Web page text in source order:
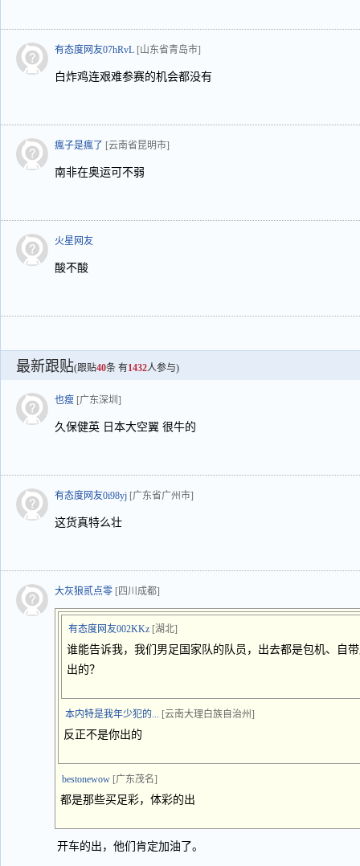
有态度网友07hRvL [山东省青岛市]
白炸鸡连艰难参赛的机会都没有
瘋子是瘋了 [云南省昆明市]
南非在奥运可不弱
火星网友
酸不酸
最新跟贴(跟贴40条 有1432人参与)
也瘦 [广东深圳]
久保健英 日本大空翼 很牛的
有态度网友0i98yj [广东省广州市]
这货真特么壮
大灰狼贰点零 [四川成都]
有态度网友002KKz [湖北]
谁能告诉我，我们男足国家队的队员，出去都是包机、自
出的？
本内特是我年少犯的... [云南大理白族自治州]
反正不是你出的
bestonewow [广东茂名]
都是那些买足彩，体彩的出
开车的出，他们肯定加油了。